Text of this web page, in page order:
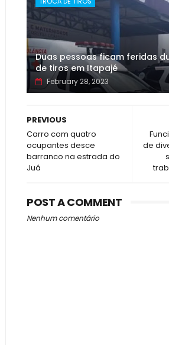
Duas pessoas ficam feridas
de tiros em Itapajé
February 28, 2023
de
PREVIOUS
Carro com quatro
ocupantes desce
barranco na estrada do
Juá
POST A COMMENT
Nenhum comentário